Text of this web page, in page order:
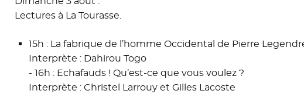
Lectures à La Tourasse.
15h : La fabrique de l’homme Occidental de Pierre
Interprète : Dahirou Togo
- 16h : Echafauds ! Qu’est-ce que vous voulez ?
Interprète : Christel Larrouy et Gilles Lacoste